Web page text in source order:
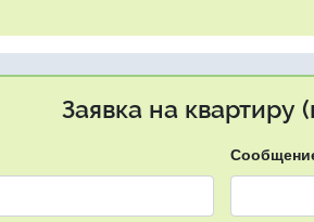
Заявка на квартиру